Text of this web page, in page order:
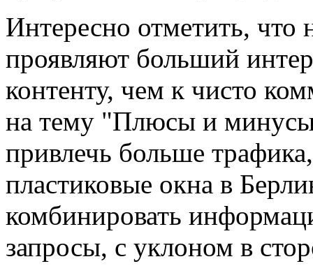
Интересно отметить, что
проявляют больший
контенту, чем к чисто
на тему "Плюсы и
привлечь больше
пластиковые окна в
комбинировать
запросы, с уклоном в